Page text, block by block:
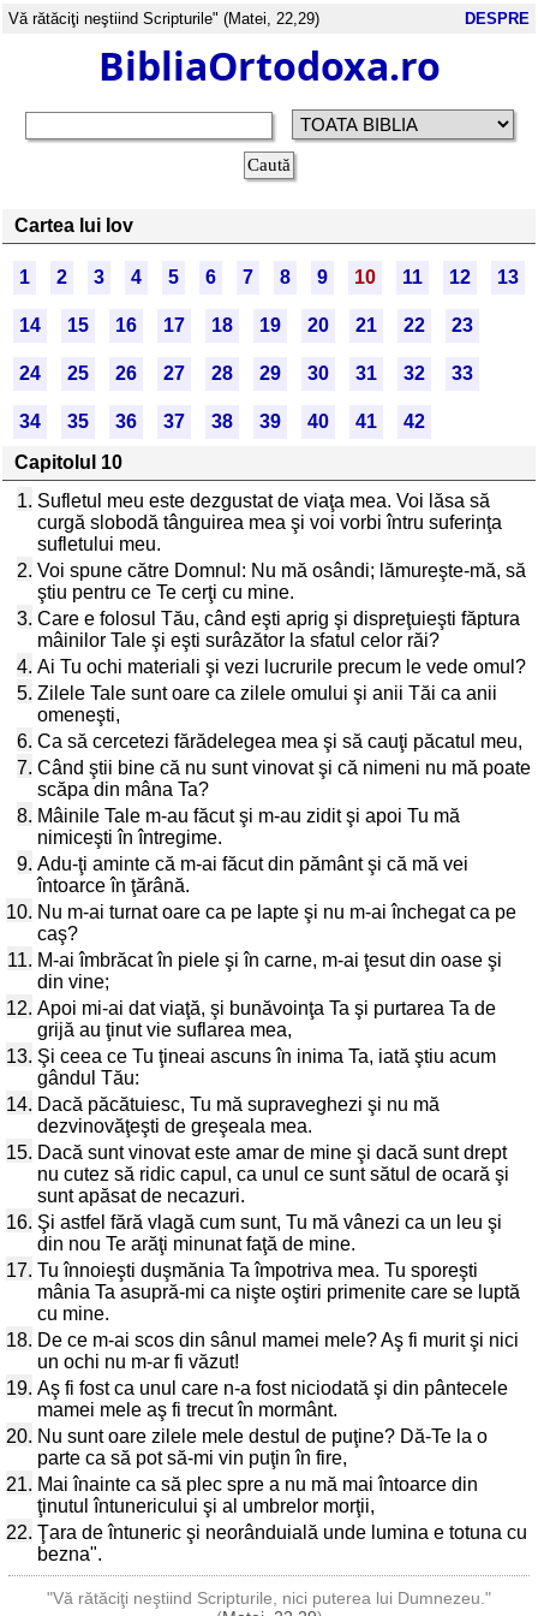
Vă rătăciţi neştiind Scripturile" (Matei, 22,29) DESPRE
BibliaOrtodoxa.ro
Cartea lui Iov
1 2 3 4 5 6 7 8 9 10 11 12 13
14 15 16 17 18 19 20 21 22 23
24 25 26 27 28 29 30 31 32 33
34 35 36 37 38 39 40 41
42
Capitolul 10
1. Sufletul meu este dezgustat de viaţa mea. Voi lăsa să
curgă slobodă tânguirea mea şi voi vorbi întru suferinţa
sufletului meu.
2. Voi spune către Domnul: Nu mă osândi; lămureşte-mă, să
ştiu pentru ce Te cerţi cu mine.
3. Care e folosul Tău, când eşti aprig şi dispreţuieşti făptura
mâinilor Tale şi eşti surâzător la sfatul celor răi?
4. Ai Tu ochi materiali şi vezi lucrurile precum le vede omul?
5. Zilele Tale sunt oare ca zilele omului şi anii Tăi ca anii
omeneşti,
6. Ca să cercetezi fărădelegea mea şi să cauţi păcatul meu,
7. Când ştii bine că nu sunt vinovat şi că nimeni nu mă poate
scăpa din mâna Ta?
8. Mâinile Tale m-au făcut şi m-au zidit şi apoi Tu mă
nimiceşti în întregime.
9. Adu-ţi aminte că m-ai făcut din pământ şi că mă vei
întoarce în ţărână.
10. Nu m-ai turnat oare ca pe lapte şi nu m-ai închegat ca pe
caş?
11. M-ai îmbrăcat în piele şi în carne, m-ai ţesut din oase şi
din vine;
12. Apoi mi-ai dat viaţă, şi bunăvoinţa Ta şi purtarea Ta de
grijă au ţinut vie suflarea mea,
13. Şi ceea ce Tu ţineai ascuns în inima Ta, iată ştiu acum
gândul Tău:
14. Dacă păcătuiesc, Tu mă supraveghezi şi nu mă
dezvinovăţeşti de greşeala mea.
15. Dacă sunt vinovat este amar de mine şi dacă sunt drept
nu cutez să ridic capul, ca unul ce sunt sătul de ocară şi
sunt apăsat de necazuri.
16. Şi astfel fără vlagă cum sunt, Tu mă vânezi ca un leu şi
din nou Te arăţi minunat faţă de mine.
17. Tu înnoieşti duşmănia Ta împotriva mea. Tu sporeşti
mânia Ta asupră-mi ca nişte oştiri primenite care se luptă
cu mine.
18. De ce m-ai scos din sânul mamei mele? Aş fi murit şi nici
un ochi nu m-ar fi văzut!
19. Aş fi fost ca unul care n-a fost niciodată şi din pântecele
mamei mele aş fi trecut în mormânt.
20. Nu sunt oare zilele mele destul de puţine? Dă-Te la o
parte ca să pot să-mi vin puţin în fire,
21. Mai înainte ca să plec spre a nu mă mai întoarce din
ţinutul întunericului şi al umbrelor morţii,
22. Ţara de întuneric şi neorânduială unde lumina e totuna cu
bezna".
"Vă rătăciţi neştiind Scripturile, nici puterea lui Dumnezeu."